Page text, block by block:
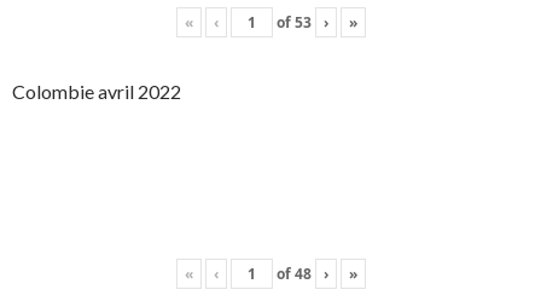
« ‹ of53 › »
Colombie avril 2022
« ‹ of48 › »